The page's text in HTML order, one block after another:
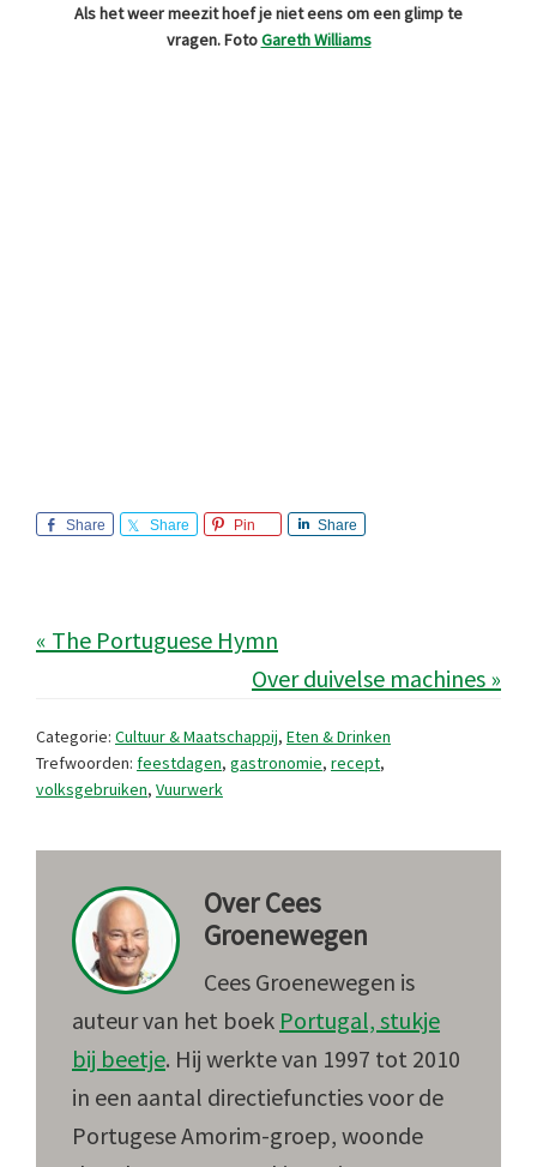
Als het weer meezit hoef je niet eens om een glimp te
vragen. FotoGareth Williams
Share Share Pin Share
« The Portuguese Hymn
Over duivelse machines »
Categorie: Cultuur & Maatschappij, Eten & Drinken
Trefwoorden: feestdagen, gastronomie, recept,
volksgebruiken, Vuurwerk
OverCees
Groenewegen
Cees Groenewegen is
auteur van het boek Portugal, stukje
bij beetje. Hij werkte van 1997 tot 2010
in een aantal directiefuncties voor de
Portugese Amorim-groep, woonde